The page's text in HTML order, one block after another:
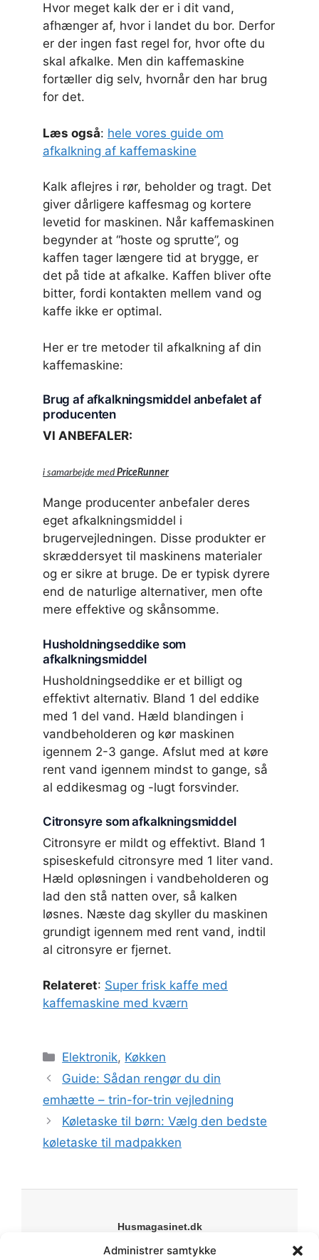
Administrer samtykke
Hvor meget kalk der er i dit vand,
afhænger af, hvor i landet du bor. Derfor
er der ingen fast regel for, hvor ofte du
skal afkalke. Men din kaffemaskine
fortæller dig selv, hvornår den har brug
for det.
Læs også: hele vores guide om
afkalkning af kaffemaskine
Kalk aflejres i rør, beholder og tragt. Det
giver dårligere kaffesmag og kortere
levetid for maskinen. Når kaffemaskinen
begynder at “hoste og sprutte”, og
kaffen tager længere tid at brygge, er
det på tide at afkalke. Kaffen bliver ofte
bitter, fordi kontakten mellem vand og
kaffe ikke er optimal.
Her er tre metoder til afkalkning af din
kaffemaskine:
Brug af afkalkningsmiddel anbefalet af
producenten
VI ANBEFALER:
i samarbejde med PriceRunner
Mange producenter anbefaler deres
eget afkalkningsmiddel i
brugervejledningen. Disse produkter er
skræddersyet til maskinens materialer
og er sikre at bruge. De er typisk dyrere
end de naturlige alternativer, men ofte
mere effektive og skånsomme.
Husholdningseddike som
afkalkningsmiddel
Husholdningseddike er et billigt og
effektivt alternativ. Bland 1 del eddike
med 1 del vand. Hæld blandingen i
vandbeholderen og kør maskinen
igennem 2-3 gange. Afslut med at køre
rent vand igennem mindst to gange, så
al eddikesmag og -lugt forsvinder.
Citronsyre som afkalkningsmiddel
Citronsyre er mildt og effektivt. Bland 1
spiseskefuld citronsyre med 1 liter vand.
Hæld opløsningen i vandbeholderen og
lad den stå natten over, så kalken
løsnes. Næste dag skyller du maskinen
grundigt igennem med rent vand, indtil
al citronsyre er fjernet.
Relateret: Super frisk kaffe med
kaffemaskine med kværn
Kategorier
Elektronik, Køkken
Guide: Sådan rengør du din
emhætte – trin-for-trin vejledning
Køletaske til børn: Vælg den bedste
køletaske til madpakken
Husmagasinet.dk
Din online guide til bolig, have og livsstil. Vi deler